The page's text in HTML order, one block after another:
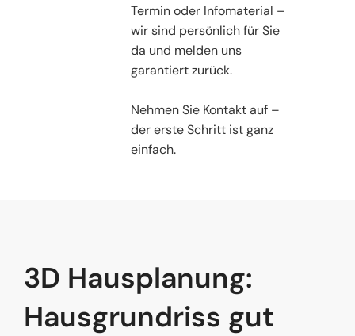
Termin oder Infomaterial –
wir sind persönlich für Sie
da und melden uns
garantiert zurück.
Nehmen Sie Kontakt auf –
der erste Schritt ist ganz
einfach.
3D Hausplanung:
Hausgrundriss gut